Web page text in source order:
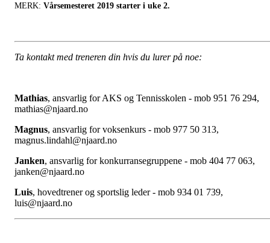
MERK: Vårsemesteret 2019 starter i uke 2.
Ta kontakt med treneren din hvis du lurer på noe:
Mathias, ansvarlig for AKS og Tennisskolen - mob 951 76 294,
mathias@njaard.no
Magnus, ansvarlig for voksenkurs - mob 977 50 313,
magnus.lindahl@njaard.no
Janken, ansvarlig for konkurransegruppene - mob 404 77 063,
janken@njaard.no
Luis, hovedtrener og sportslig leder - mob 934 01 739,
luis@njaard.no